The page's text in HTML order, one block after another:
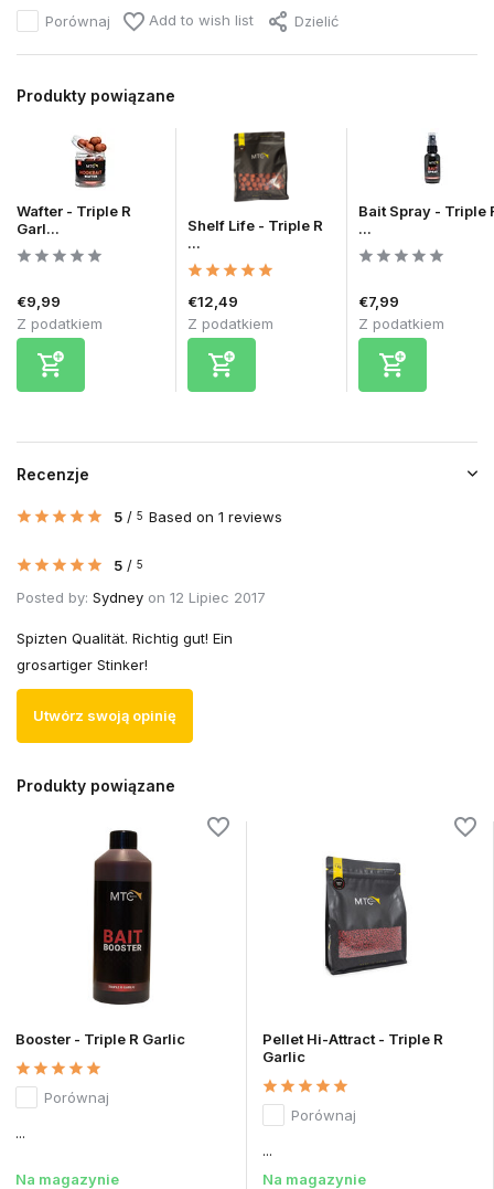
Porównaj Add to wish list Dzielić
Produkty powiązane
Wafter - Triple R
Garl...
€9,99
Z podatkiem
Shelf Life - Triple R
...
€12,49
Z podatkiem
Bait Spray - Triple
...
€7,99
Z podatkiem
Recenzje
5 / 5 Based on 1 reviews
5 / 5
Posted by: Sydney on 12 Lipiec 2017
Spizten Qualität. Richtig gut! Ein
grosartiger Stinker!
Utwórz swoją opinię
Produkty powiązane
Booster - Triple R Garlic
Porównaj
...
Na magazynie
Pellet Hi-Attract - Triple R
Garlic
Porównaj
...
Na magazynie